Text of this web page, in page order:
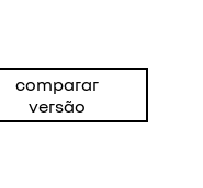
comparar
versão